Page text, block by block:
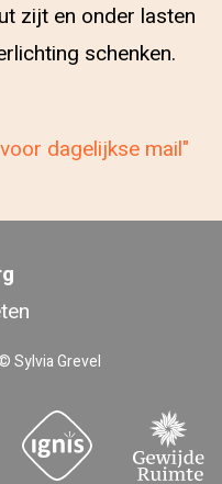
zijt en onder lasten
schenken.
dagelijkse mail"
Sylvia Grevel